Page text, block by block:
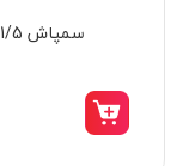
ابزار ساختمانی
علف زن نووا
علف زن